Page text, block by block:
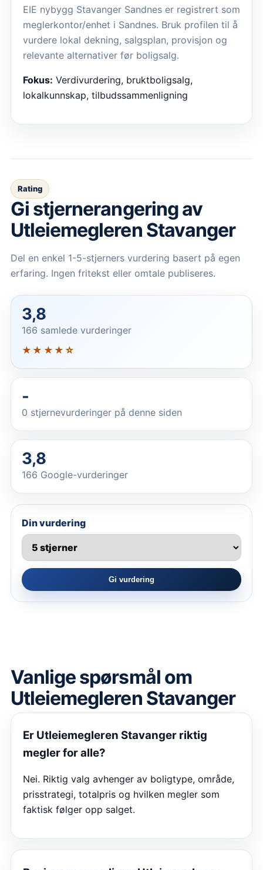
EIE nybygg Stavanger Sandnes er registrert som
meglerkontor/enhet i Sandnes. Bruk profilen til å
vurdere lokal dekning, salgsplan, provisjon og
relevante alternativer før boligsalg.
Fokus: Verdivurdering, bruktboligsalg,
lokalkunnskap, tilbudssammenligning
Rating
Gi stjernerangering av
Utleiemegleren Stavanger
Del en enkel 1-5-stjerners vurdering basert på egen
erfaring. Ingen fritekst eller omtale publiseres.
3,8
166 samlede vurderinger
★★★★☆
-
0 stjernevurderinger på denne siden
3,8
166 Google-vurderinger
Din vurdering
Gi vurdering
Vanlige spørsmål om
Utleiemegleren Stavanger
Er Utleiemegleren Stavanger riktig
megler for alle?
Nei. Riktig valg avhenger av boligtype, område,
prisstrategi, totalpris og hvilken megler som
faktisk følger opp salget.